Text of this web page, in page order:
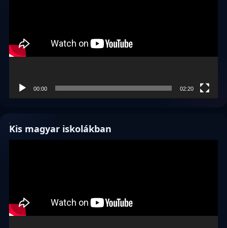
00:00 02:20
Kis magyar iskolákban